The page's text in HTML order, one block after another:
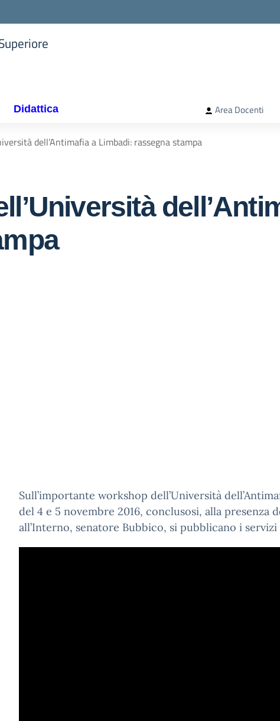
Didattica Area Docenti
dell’Antimafia a Limbadi: rassegna stampa
Sull’importante workshop dell’Università
del 4 e 5 novembre 2016, conclusosi, alla presenza
all’Interno, senatore Bubbico, si pubblicano i servizi